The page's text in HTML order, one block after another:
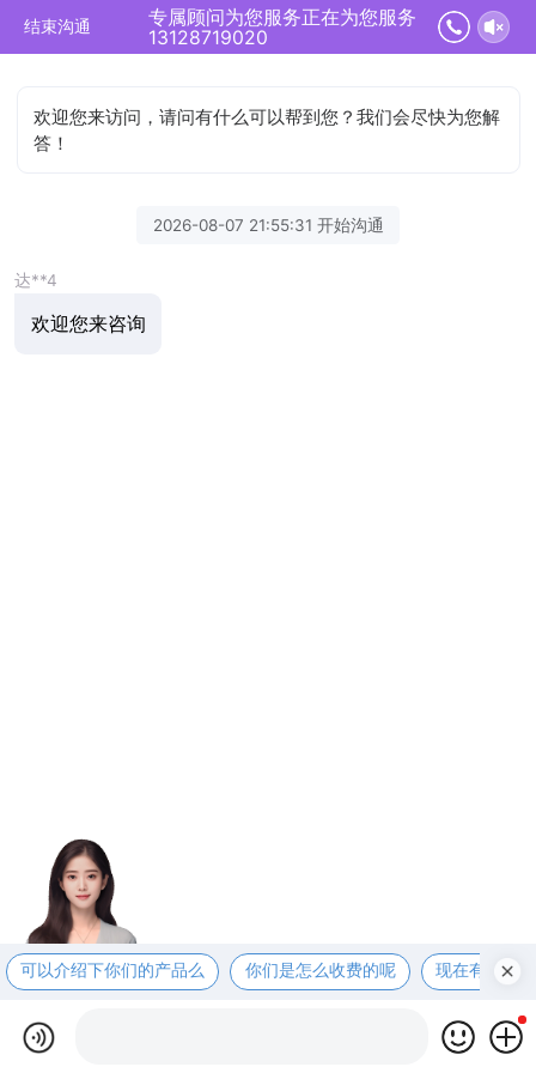
结束沟通
专属顾问为您服务正在为您服务
13128719020
欢迎您来访问，请问有什么可以帮到您？我们会尽快为您解
答！
2026-08-07 21:55:31 开始沟通
达**4
欢迎您来咨询
可以介绍下你们的产品么 你们是怎么收费的呢 现在有优惠